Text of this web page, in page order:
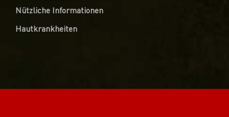
Nützliche Informationen
Hautkrankheiten